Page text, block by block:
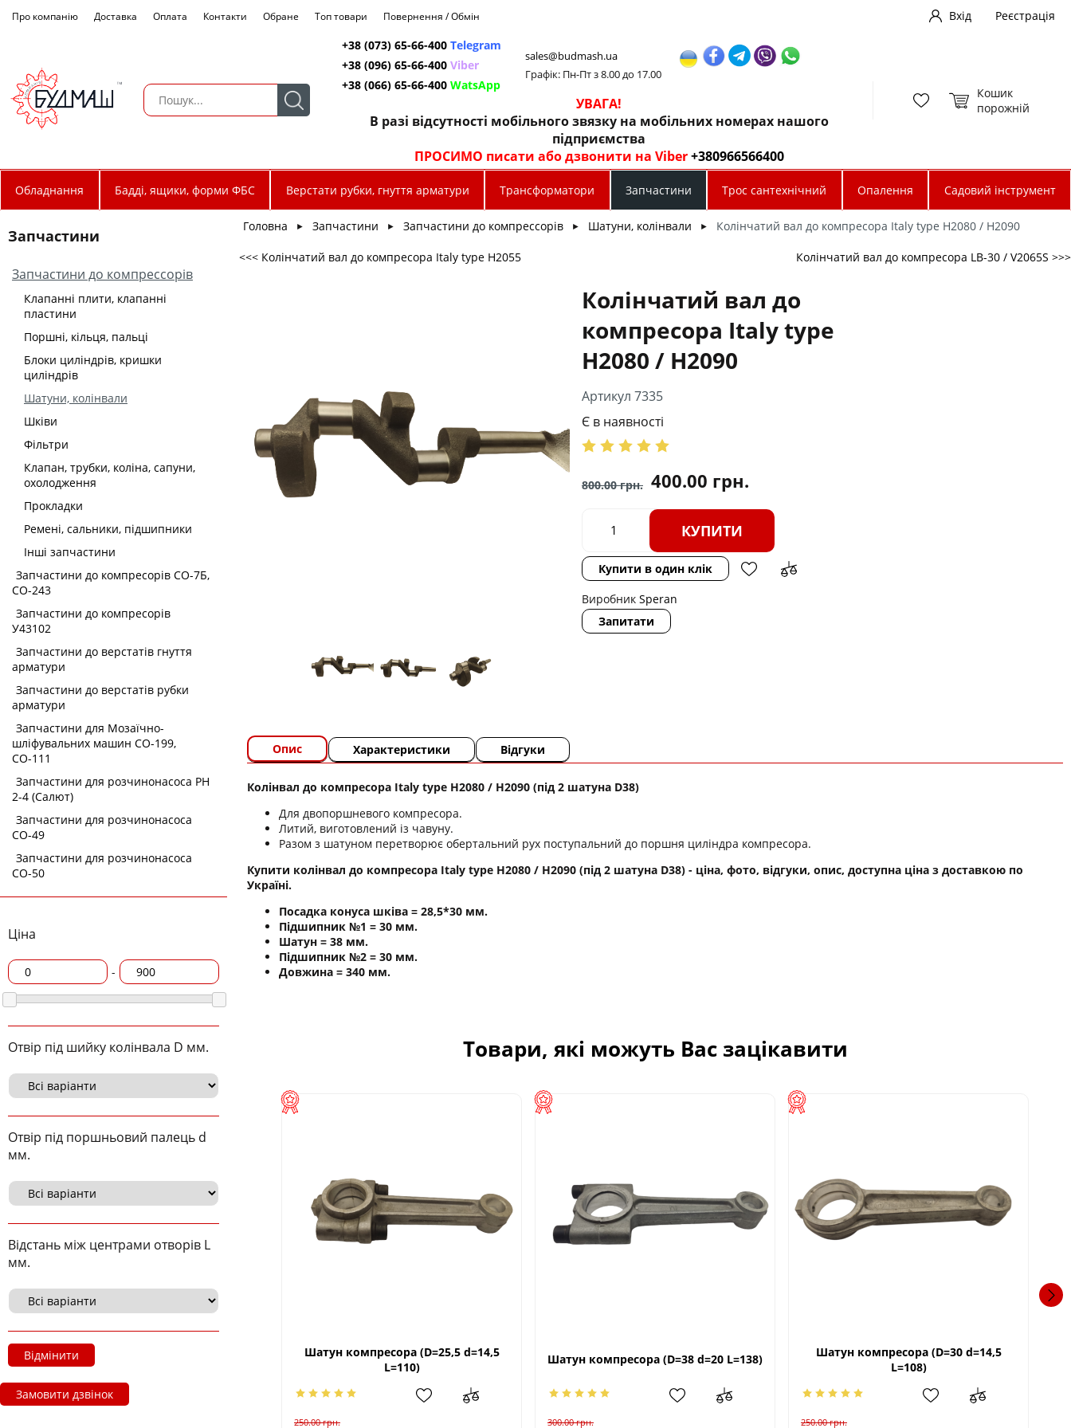
Про компанію Доставка Оплата Контакти Обране Топ товари Повернення / Обмін Вхід
Реєстрація
+38 (073) 65-66-400 Telegram
+38 (096) 65-66-400 Viber
+38 (066) 65-66-400 WatsApp
sales@budmash.ua
Графік: Пн-Пт з 8.00 до 17.00
УВАГА!
В разі відсутності мобільного звязку на мобільних номерах нашого
підприємства
ПРОСИМО писати або дзвонити на Viber+380966566400
Кошик
порожній
Обладнання Бадді, ящики, форми ФБС Верстати рубки, гнуття арматури Трансформатори Запчастини Трос сантехнічний Опалення Садовий інструмент
Запчастини
Запчастини до компрессорів
Клапанні плити, клапанні
пластини
Поршні, кільця, пальці
Блоки циліндрів, кришки
циліндрів
Шатуни, колінвали
Шківи
Фільтри
Клапан, трубки, коліна, сапуни,
охолодження
Прокладки
Ремені, сальники, підшипники
Інші запчастини
Запчастини до компресорів СО-7Б,
СО-243
Запчастини до компресорів
У43102
Запчастини до верстатів гнуття
арматури
Запчастини до верстатів рубки
арматури
Запчастини для Мозаїчно-
шліфувальних машин СО-199,
СО-111
Запчастини для розчинонасоса РН
2-4 (Салют)
Запчастини для розчинонасоса
СО-49
Запчастини для розчинонасоса
СО-50
Ціна
-
Отвір під шийку колінвала D мм.
Отвір під поршньовий палець d
мм.
Відстань між центрами отворів L
мм.
Відмінити
Замовити дзвінок
Головна ► Запчастини ► Запчастини до компрессорів ► Шатуни, колінвали ► Колінчатий вал до компресора Italy type Н2080 / H2090
<<< Колінчатий вал до компресора Italy type Н2055 Колінчатий вал до компресора LB-30 / V2065S >>>
Колінчатий вал до
компресора Italy type
Н2080 / H2090
Артикул 7335
Є в наявності
800.00грн. 400.00 грн.
КУПИТИ
Купити в один клік
Виробник Speran
Запитати
Опис Характеристики Відгуки
Колінвал до компресора Italy type Н2080 / H2090 (під 2 шатуна D38)
Для двопоршневого компресора.
Литий, виготовлений із чавуну.
Разом з шатуном перетворює обертальний рух поступальний до поршня циліндра компресора.
Купити колінвал до компресора Italy type Н2080 / H2090 (під 2 шатуна D38) - ціна, фото, відгуки, опис, доступна ціна з доставкою по
Україні.
Посадка конуса шківа = 28,5*30 мм.
Підшипник №1 = 30 мм.
Шатун = 38 мм.
Підшипник №2 = 30 мм.
Довжина = 340 мм.
Товари, які можуть Вас зацікавити
Шатун компресора (D=25,5 d=14,5
L=110)
250.00грн.
Шатун компресора (D=38 d=20 L=138)
300.00грн.
Шатун компресора (D=30 d=14,5
L=108)
250.00грн.